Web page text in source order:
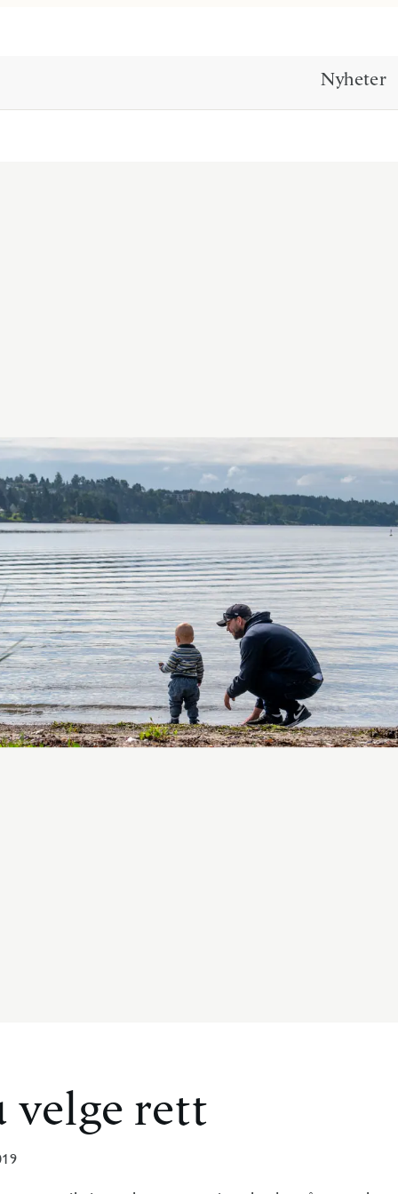
Nyheter
velge rett